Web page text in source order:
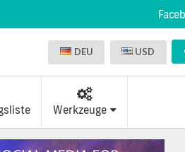
DEU USD
Werkzeuge